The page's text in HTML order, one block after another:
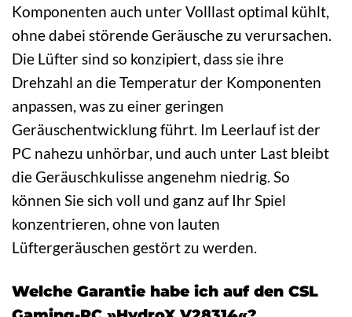
Komponenten auch unter Volllast optimal kühlt,
ohne dabei störende Geräusche zu verursachen.
Die Lüfter sind so konzipiert, dass sie ihre
Drehzahl an die Temperatur der Komponenten
anpassen, was zu einer geringen
Geräuschentwicklung führt. Im Leerlauf ist der
PC nahezu unhörbar, und auch unter Last bleibt
die Geräuschkulisse angenehm niedrig. So
können Sie sich voll und ganz auf Ihr Spiel
konzentrieren, ohne von lauten
Lüftergeräuschen gestört zu werden.
Welche Garantie habe ich auf den CSL